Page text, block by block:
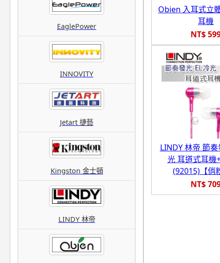
EaglePower
INNOVITY
Jetart 捷藝
Kingston 金士頓
LINDY 林帝
Obien 入耳式立
耳機
NT$
LINDY 林帝 節
光 耳道式耳機
(92015)【俏
NT$